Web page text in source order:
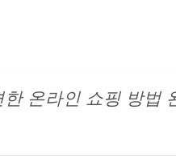
온라인 쇼핑 방법